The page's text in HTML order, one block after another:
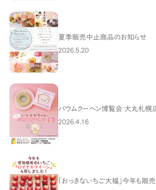
夏季販売中止商品のお知らせ
2026.5.20
バウムクーヘン博覧会 大丸札幌
2026.4.16
「おっきないちご大福」今年も販売